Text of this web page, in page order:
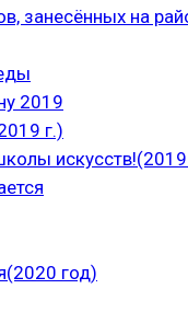
занесённых на
2019
г.)
искусств!(2019
год)